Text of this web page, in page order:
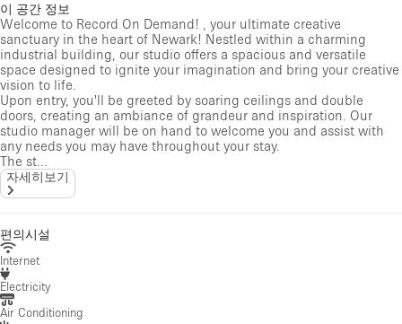
이 공간 정보
Welcome to Record On Demand! , your ultimate creative
sanctuary in the heart of Newark! Nestled within a charming
industrial building, our studio offers a spacious and versatile
space designed to ignite your imagination and bring your creative
vision to life.
Upon entry, you'll be greeted by soaring ceilings and double
doors, creating an ambiance of grandeur and inspiration. Our
studio manager will be on hand to welcome you and assist with
any needs you may have throughout your stay.
The st...
자세히보기
편의시설
Internet
Electricity
Air Conditioning